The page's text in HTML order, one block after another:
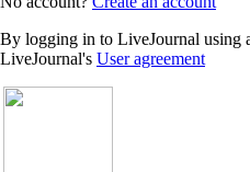
By logging in to LiveJournal using
LiveJournal's User agreement